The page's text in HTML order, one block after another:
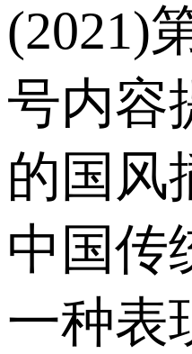
(2021)
号内容
的国风
中国传
一种表